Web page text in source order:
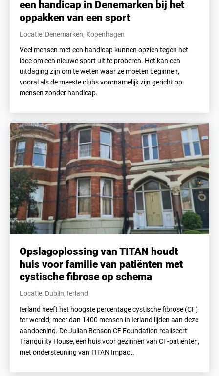
een handicap in Denemarken bij het
oppakken van een sport
Locatie: Denemarken, Kopenhagen
Veel mensen met een handicap kunnen opzien tegen het
idee om een nieuwe sport uit te proberen. Het kan een
uitdaging zijn om te weten waar ze moeten beginnen,
vooral als de meeste clubs voornamelijk zijn gericht op
mensen zonder handicap.
Opslagoplossing van TITAN houdt
huis voor familie van patiënten met
cystische fibrose op schema
Locatie: Dublin, Ierland
Ierland heeft het hoogste percentage cystische fibrose (CF)
ter wereld; meer dan 1400 mensen in Ierland lijden aan deze
aandoening. De Julian Benson CF Foundation realiseert
Tranquility House, een huis voor gezinnen van CF-patiënten,
met ondersteuning van TITAN Impact.